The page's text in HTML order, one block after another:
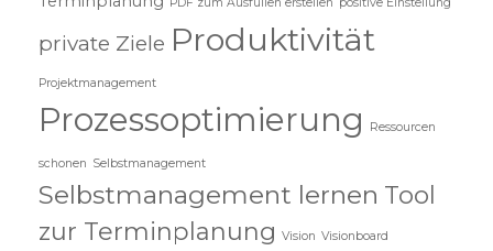
private Ziele Produktivität
Projektmanagement
Prozessoptimierung Ressourcen
schonen Selbstmanagement
Selbstmanagement lernen Tool
zur Terminplanung Vision Visionboard